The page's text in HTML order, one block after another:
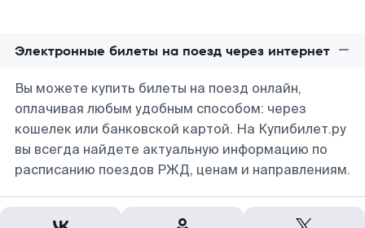
Электронные билеты на поезд через интернет
Вы можете купить билеты на поезд онлайн,
оплачивая любым удобным способом: через
кошелек или банковской картой. На Купибилет.ру
вы всегда найдете актуальную информацию по
расписанию поездов РЖД, ценам и направлениям.